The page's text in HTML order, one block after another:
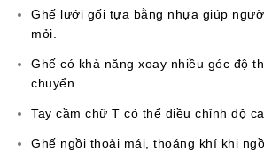
Ghế lưới gối tựa bằng nhựa giúp
mỏi.
Ghế có khả năng xoay nhiều góc độ
chuyển.
Tay cầm chữ T có thể điều chỉnh độ
Ghế ngồi thoải mái, thoáng khí khi